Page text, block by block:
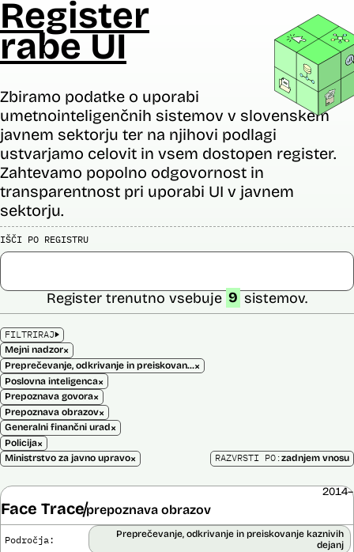
Register
rabe UI
Zbiramo podatke o uporabi
umetnointeligenčnih sistemov v slovenskem
javnem sektorju ter na njihovi podlagi
ustvarjamo celovit in vsem dostopen register.
Zahtevamo popolno odgovornost in
transparentnost pri uporabi UI v javnem
sektorju.
IŠČI PO REGISTRU
FILTRIRAJ
Mejni nadzor×
Preprečevanje, odkrivanje in preiskovanje kaznivih dejanj×
Poslovna inteligenca×
Prepoznava govora×
Prepoznava obrazov×
Generalni finančni urad×
Policija×
Ministrstvo za javno upravo×
Register trenutno vsebuje 9 sistemov.
RAZVRSTI PO:zadnjem vnosu
Face Traceprepoznava obrazov
2014–
Področja:
Preprečevanje, odkrivanje in preiskovanje kaznivih
dejanj